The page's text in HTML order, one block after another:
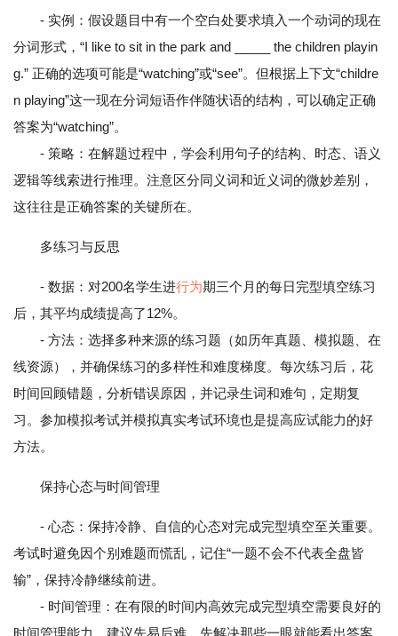
- 实例：假设题目中有一个空白处要求填入一个动词的现在
分词形式，“I like to sit in the park and _____ the children playin
g.” 正确的选项可能是“watching”或“see”。但根据上下文“childre
n playing”这一现在分词短语作伴随状语的结构，可以确定正确
答案为“watching”。
- 策略：在解题过程中，学会利用句子的结构、时态、语义
逻辑等线索进行推理。注意区分同义词和近义词的微妙差别，
这往往是正确答案的关键所在。
多练习与反思
- 数据：对200名学生进行为期三个月的每日完型填空练习
后，其平均成绩提高了12%。
- 方法：选择多种来源的练习题（如历年真题、模拟题、在
线资源），并确保练习的多样性和难度梯度。每次练习后，花
时间回顾错题，分析错误原因，并记录生词和难句，定期复
习。参加模拟考试并模拟真实考试环境也是提高应试能力的好
方法。
保持心态与时间管理
- 心态：保持冷静、自信的心态对完成完型填空至关重要。
考试时避免因个别难题而慌乱，记住“一题不会不代表全盘皆
输”，保持冷静继续前进。
- 时间管理：在有限的时间内高效完成完型填空需要良好的
时间管理能力。建议先易后难，先解决那些一眼就能看出答案